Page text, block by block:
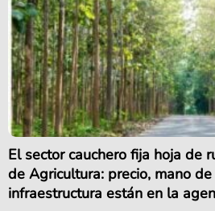
El sector cauchero fija hoja de
de Agricultura: precio, mano
infraestructura están en la